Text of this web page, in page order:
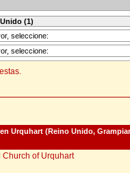
Urquhart (Reino Unido,
Church of Urquhart